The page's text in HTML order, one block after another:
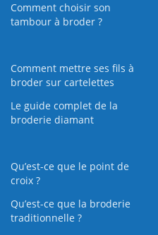
Comment choisir son
tambour à broder ?
Comment mettre ses fils à
broder sur cartelettes
Le guide complet de la
broderie diamant
Qu’est-ce que le point de
croix ?
Qu’est-ce que la broderie
traditionnelle ?